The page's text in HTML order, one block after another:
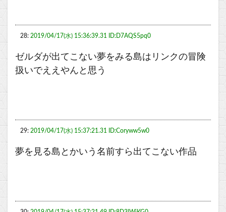
28: 2019/04/17(水) 15:36:39.31 ID:D7AQS5pq0
ゼルダが出てこない夢をみる島はリンクの冒険
扱いでええやんと思う
29: 2019/04/17(水) 15:37:21.31 ID:Coryww5w0
夢を見る島とかいう名前すら出てこない作品